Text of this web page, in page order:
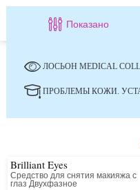
Показано
ЛОСЬОН MEDICAL
ПРОБЛЕМЫ КОЖИ.
Brilliant Eyes
Средство для снятия макияжа с
глаз Двухфазное